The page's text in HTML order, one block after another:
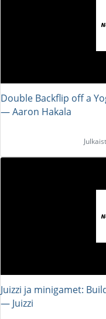
Double Backflip off a
― Aaron Hakala
Juizzi ja minigamet:
― Juizzi